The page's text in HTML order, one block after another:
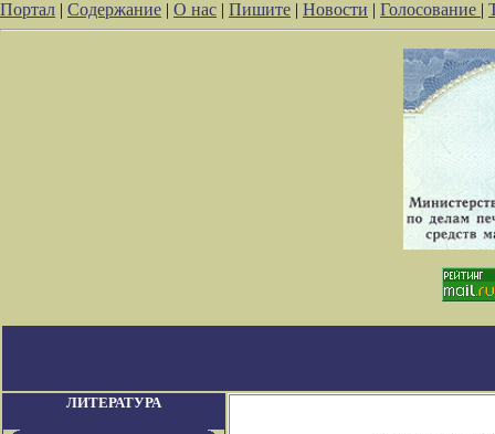
Портал | Содержание | О нас | Пишите | Новости | Голосование |
ЛИТЕРАТУРА